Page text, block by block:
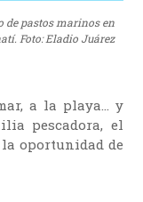
de pastos marinos en
Foto: Eladio Juárez
a la playa… y
pescadora, el
oportunidad de